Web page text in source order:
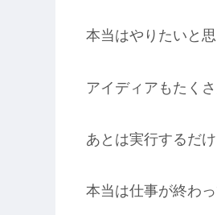
本当はやりたいと
アイディアもたくさ
あとは実行するだ
本当は仕事が終わ